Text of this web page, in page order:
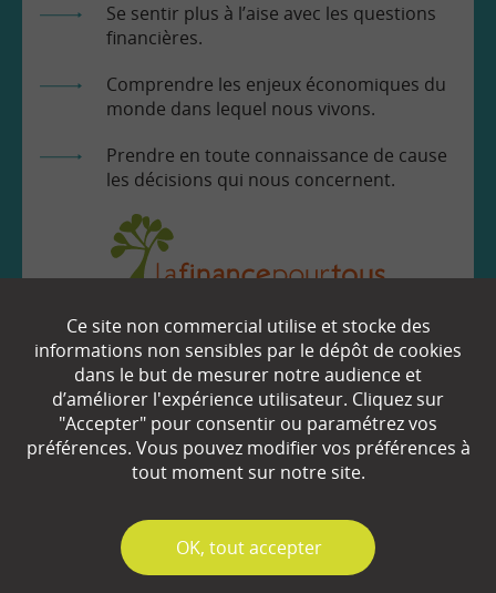
Se sentir plus à l’aise avec les questions
financières.
Comprendre les enjeux économiques du
monde dans lequel nous vivons.
Prendre en toute connaissance de cause
les décisions qui nous concernent.
EN SAVOIR
Qui sommes-nous ?
Partenaires
Plan du site
Ce site non commercial utilise et stocke des
informations non sensibles par le dépôt de cookies
dans le but de mesurer notre audience et
d’améliorer l'expérience utilisateur. Cliquez sur
"Accepter" pour consentir ou paramétrez vos
préférences. Vous pouvez modifier vos préférences à
tout moment sur notre site.
✓
OK, tout accepter